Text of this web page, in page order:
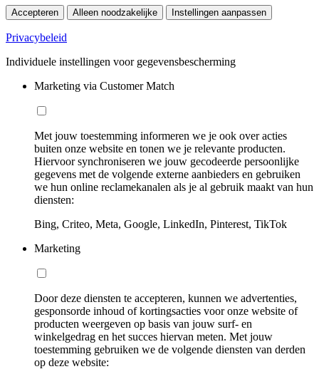
Accepteren Alleen noodzakelijke Instellingen aanpassen
Privacybeleid
Individuele instellingen voor gegevensbescherming
Marketing via Customer Match
Met jouw toestemming informeren we je ook over acties
buiten onze website en tonen we je relevante producten.
Hiervoor synchroniseren we jouw gecodeerde persoonlijke
gegevens met de volgende externe aanbieders en gebruiken
we hun online reclamekanalen als je al gebruik maakt van hun
diensten:
Bing, Criteo, Meta, Google, LinkedIn, Pinterest, TikTok
Marketing
Door deze diensten te accepteren, kunnen we advertenties,
gesponsorde inhoud of kortingsacties voor onze website of
producten weergeven op basis van jouw surf- en
winkelgedrag en het succes hiervan meten. Met jouw
toestemming gebruiken we de volgende diensten van derden
op deze website: